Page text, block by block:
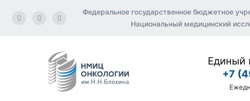
Федеральное государственное бюджетное
Национальный медицинский
Единый
+7